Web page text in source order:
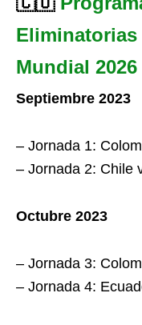
Eliminatorias
Mundial 2026
Septiembre 2023
– Jornada 1:
– Jornada 2: Chile
Octubre 2023
– Jornada 3:
– Jornada 4: